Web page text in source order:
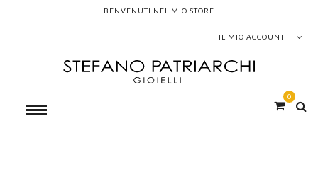
BENVENUTI NEL MIO STORE
IL MIO ACCOUNT
0